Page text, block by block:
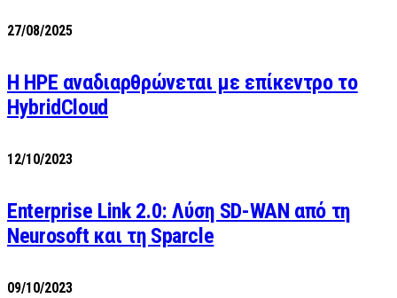
27/08/2025
H HPE αναδιαρθρώνεται με επίκεντρο το
HybridCloud
12/10/2023
Enterprise Link 2.0: Λύση SD-WAN από τη
Neurosoft και τη Sparcle
09/10/2023